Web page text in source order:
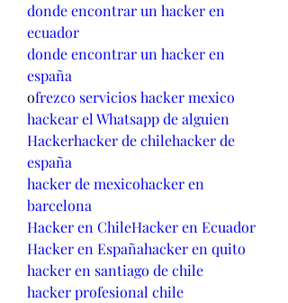
donde encontrar un hacker en
ecuador
donde encontrar un hacker en
españa
ofrezco servicios hacker mexico
hackear el Whatsapp de alguien
Hackerhacker de chilehacker de
españa
hacker de mexicohacker en
barcelona
Hacker en ChileHacker en Ecuador
Hacker en Españahacker en quito
hacker en santiago de chile
hacker profesional chile